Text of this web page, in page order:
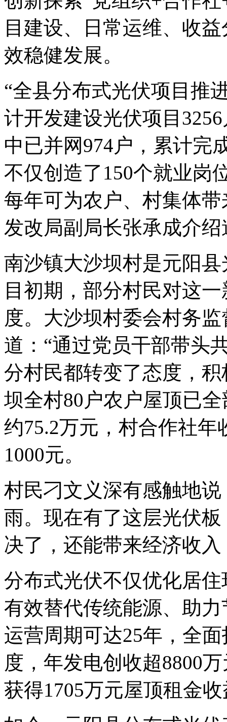
目建设、日常运维、收
效稳健发展。
“全县分布式光伏项目推
计开发建设光伏项目
中已并网974户，累计完
不仅创造了150个就业岗
每年可为农户、村集体带
发改局副局长张承成介绍
南沙镇大沙坝村是元阳
目初期，部分村民对这
度。大沙坝村委会村务
道：“通过党员干部带头
分村民都转变了态度，
坝全村80户农户屋顶已
约75.2万元，村合作社
1000元。
村民刁文义深有感触地
雨。现在有了这层光伏
决了，还能带来经济收
分布式光伏不仅优化居
有效替代传统能源、助
运营周期可达25年，全
度，年发电创收超8800
获得1705万元屋顶租金